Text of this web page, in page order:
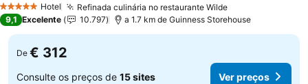
5 Estrelas Hotel Refinada culinária no restaurante WildeVer preços
9,1 Excelente 10.797 a 1.7 km de Guinness Storehouse
De € 312
Consulte os preços de 15 sites Ver preços